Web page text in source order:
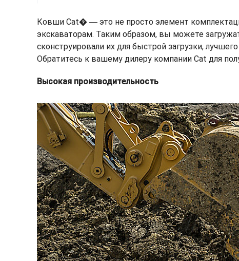
Ковши Cat� ― это не просто элемент
экскаваторам. Таким образом, вы можете
сконструировали их для быстрой загрузки,
Обратитесь к вашему дилеру компании Cat для
Высокая производительность